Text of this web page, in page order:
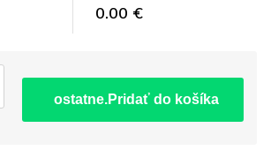
0.00 €
ostatne.Pridať do košíka